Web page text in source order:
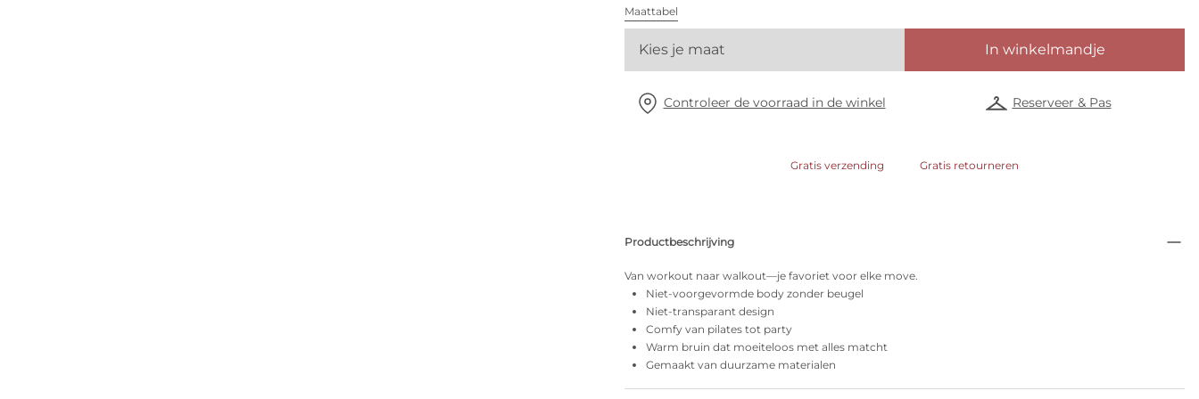
Maattabel
Kies je maat In winkelmandje
Controleer de voorraad in de winkel Reserveer & Pas
Gratis verzending Gratis retourneren
Productbeschrijving
Van workout naar walkout—je favoriet voor elke move.
Niet-voorgevormde body zonder beugel
Niet-transparant design
Comfy van pilates tot party
Warm bruin dat moeiteloos met alles matcht
Gemaakt van duurzame materialen